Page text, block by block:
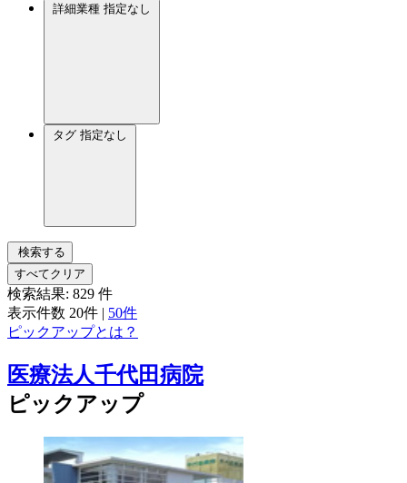
詳細業種 指定なし
タグ 指定なし
検索する
すべてクリア
検索結果: 829 件
表示件数 20件 | 50件
ピックアップとは？
医療法人千代田病院
ピックアップ